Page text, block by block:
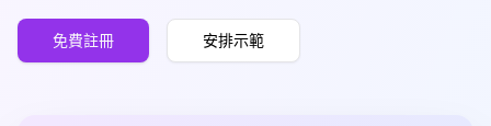
免費註冊 安排示範